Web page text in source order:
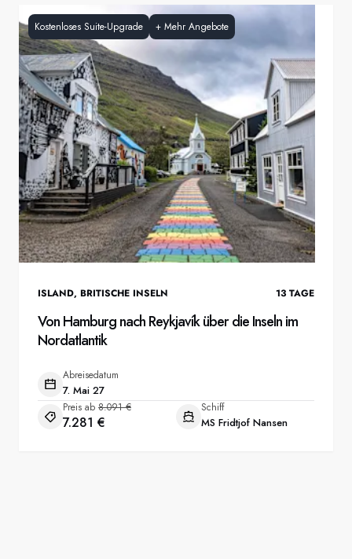
Kostenloses Suite-Upgrade + Mehr Angebote
ISLAND, BRITISCHE INSELN 13 TAGE
Von Hamburg nach Reykjavík über die Inseln im
Nordatlantik
Abreisedatum
7. Mai 27
Preis ab 8.091 €
7.281 €
Schiff
MS Fridtjof Nansen